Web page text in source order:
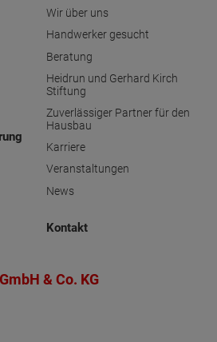
Wir über uns
Handwerker gesucht
Beratung
Heidrun und Gerhard Kirch
Stiftung
Zuverlässiger Partner für den
Hausbau
Karriere
Veranstaltungen
News
Kontakt
& Co. KG